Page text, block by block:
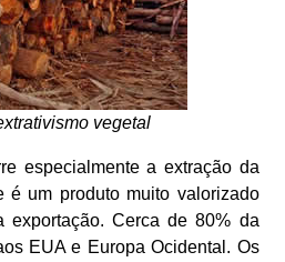
vegetal
especialmente a extração da
é um produto muito valorizado
exportação. Cerca de 80% da
EUA e Europa Ocidental. Os